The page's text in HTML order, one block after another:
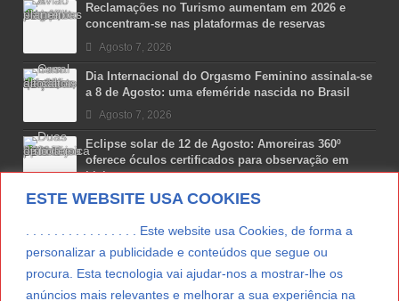
ESTE WEBSITE USA COOKIES
. . . . . . . . . . . . . . . . Este website usa Cookies, de forma a
personalizar a publicidade e conteúdos que segue ou
procura. Esta tecnologia vai ajudar-nos a mostrar-lhe os
anúncios mais relevantes e melhorar a sua experiência na
Reclamações no Turismo aumentam em 2026 e
concentram-se nas plataformas de reservas
Agosto 7, 2026
Dia Internacional do Orgasmo Feminino assinala-se
a 8 de Agosto: uma efeméride nascida no Brasil
Agosto 7, 2026
Eclipse solar de 12 de Agosto: Amoreiras 360º
oferece óculos certificados para observação em
Lisboa
Agosto 7, 2026
Lua Afonso vence prémio internacional de liderança
Agosto 7, 2026
Preparar o carro para as férias de Verão